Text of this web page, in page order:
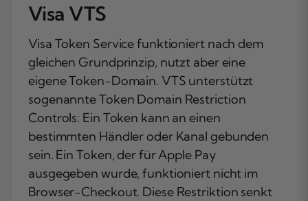
Visa VTS
Visa Token Service funktioniert nach dem
gleichen Grundprinzip, nutzt aber eine
eigene Token-Domain. VTS unterstützt
sogenannte Token Domain Restriction
Controls: Ein Token kann an einen
bestimmten Händler oder Kanal gebunden
sein. Ein Token, der für Apple Pay
ausgegeben wurde, funktioniert nicht im
Browser-Checkout. Diese Restriktion senkt